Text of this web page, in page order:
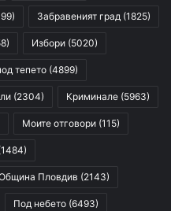
Забравеният град (1825)
Избори (5020)
тепето (4899)
(2304) Криминале (5963)
Моите отговори (115)
Пловдив (2143)
Под небето (6493)